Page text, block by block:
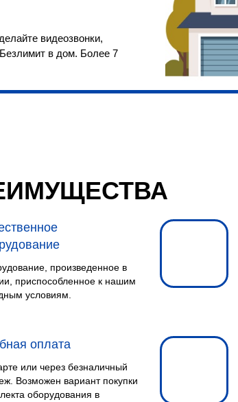
видеозвонки,
в дом. Более 7
произведенное в
приспособленное к нашим
условиям.
оплата
или через безналичный
Возможен вариант покупки
оборудования в